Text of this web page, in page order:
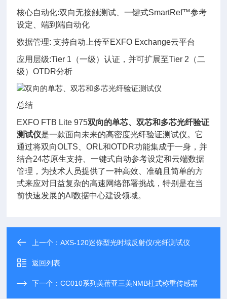
核心自动化:双向无接触测试、一键式SmartRef™参考
设定、端到端自动化
数据管理: 支持自动上传至EXFO Exchange云平台
应用层级:Tier 1（一级）认证，并可扩展至Tier 2（二
级）OTDR分析
总结
EXFO FTB Lite 975双向的单芯、双芯和多芯光纤验证
测试仪是一款面向未来的高密度光纤验证测试仪。它
通过将双向OLTS、ORL和OTDR功能集成于一身，并
结合24芯原生支持、一键式自动参考设定和云端数据
管理，为技术人员提供了一种高效、准确且简单的方
式来应对日益复杂的高速网络部署挑战，特别是在当
前快速发展的AI数据中心建设领域。
上一个：AXS-120迷你型光时域反射仪/光纤测试仪
返回列表
下一个：CC010系列美蓓亚三美NMB柱式称重传感器